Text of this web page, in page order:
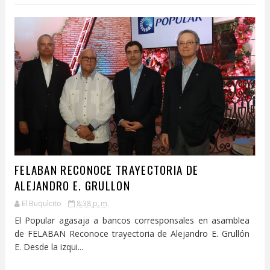
FELABAN RECONOCE TRAYECTORIA DE
ALEJANDRO E. GRULLON
El Buquìcito 8:38 p. m.
El Popular agasaja a bancos corresponsales en asamblea
de FELABAN Reconoce trayectoria de Alejandro E. Grullón
E. Desde la izqui...